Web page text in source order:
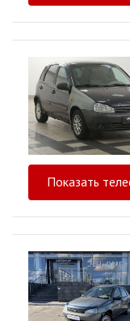
Показать